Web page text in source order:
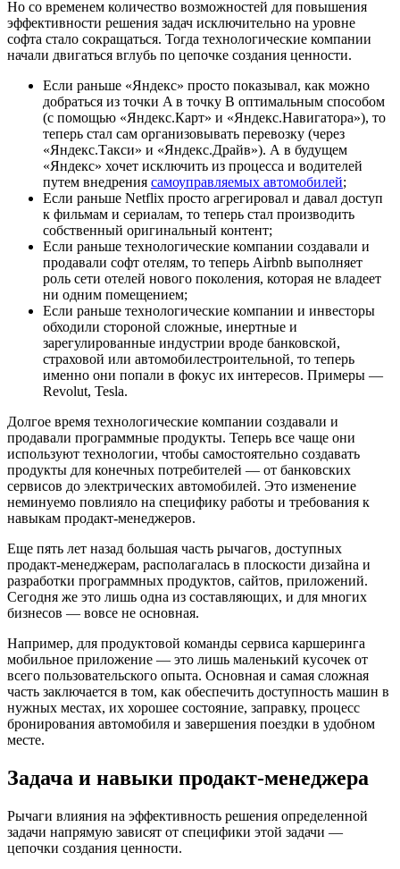
Но со временем количество возможностей для повышения
эффективности решения задач исключительно на уровне
софта стало сокращаться. Тогда технологические компании
начали двигаться вглубь по цепочке создания ценности.
Если раньше «Яндекс» просто показывал, как можно
добраться из точки A в точку B оптимальным способом
(с помощью «Яндекс.Карт» и «Яндекс.Навигатора»), то
теперь стал сам организовывать перевозку (через
«Яндекс.Такси» и «Яндекс.Драйв»). А в будущем
«Яндекс» хочет исключить из процесса и водителей
путем внедрения самоуправляемых автомобилей;
Если раньше Netflix просто агрегировал и давал доступ
к фильмам и сериалам, то теперь стал производить
собственный оригинальный контент;
Если раньше технологические компании создавали и
продавали софт отелям, то теперь Airbnb выполняет
роль сети отелей нового поколения, которая не владеет
ни одним помещением;
Если раньше технологические компании и инвесторы
обходили стороной сложные, инертные и
зарегулированные индустрии вроде банковской,
страховой или автомобилестроительной, то теперь
именно они попали в фокус их интересов. Примеры —
Revolut, Tesla.
Долгое время технологические компании создавали и
продавали программные продукты. Теперь все чаще они
используют технологии, чтобы самостоятельно создавать
продукты для конечных потребителей — от банковских
сервисов до электрических автомобилей. Это изменение
неминуемо повлияло на специфику работы и требования к
навыкам продакт-менеджеров.
Еще пять лет назад большая часть рычагов, доступных
продакт-менеджерам, располагалась в плоскости дизайна и
разработки программных продуктов, сайтов, приложений.
Сегодня же это лишь одна из составляющих, и для многих
бизнесов — вовсе не основная.
Например, для продуктовой команды сервиса каршеринга
мобильное приложение — это лишь маленький кусочек от
всего пользовательского опыта. Основная и самая сложная
часть заключается в том, как обеспечить доступность машин в
нужных местах, их хорошее состояние, заправку, процесс
бронирования автомобиля и завершения поездки в удобном
месте.
Задача и навыки продакт-менеджера
Рычаги влияния на эффективность решения определенной
задачи напрямую зависят от специфики этой задачи —
цепочки создания ценности.